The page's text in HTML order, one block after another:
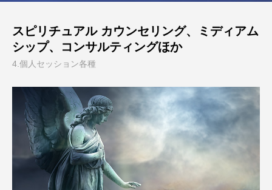
スピリチュアル カウンセリング、ミディアム
シップ、コンサルティングほか
4.個人セッション各種